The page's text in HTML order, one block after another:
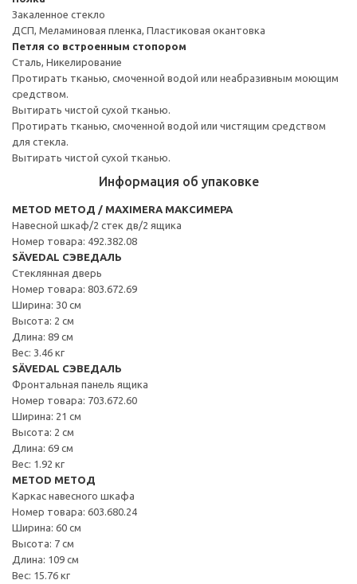
Закаленное стекло
ДСП, Меламиновая пленка, Пластиковая окантовка
Петля со встроенным стопором
Сталь, Никелирование
Протирать тканью, смоченной водой или неабразивным моющим
средством.
Вытирать чистой сухой тканью.
Протирать тканью, смоченной водой или чистящим средством
для стекла.
Вытирать чистой сухой тканью.
Информация об упаковке
METOD МЕТОД / MAXIMERA МАКСИМЕРА
Навесной шкаф/2 стек дв/2 ящика
Номер товара: 492.382.08
SÄVEDAL СЭВЕДАЛЬ
Стеклянная дверь
Номер товара: 803.672.69
Ширина: 30 см
Высота: 2 см
Длина: 89 см
Вес: 3.46 кг
SÄVEDAL СЭВЕДАЛЬ
Фронтальная панель ящика
Номер товара: 703.672.60
Ширина: 21 см
Высота: 2 см
Длина: 69 см
Вес: 1.92 кг
METOD МЕТОД
Каркас навесного шкафа
Номер товара: 603.680.24
Ширина: 60 см
Высота: 7 см
Длина: 109 см
Вес: 15.76 кг